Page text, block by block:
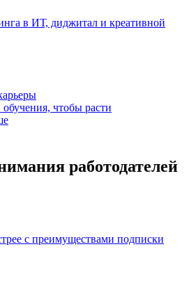
в ИТ, диджитал и креативной
чтобы расти
работодателей
с преимуществами подписки